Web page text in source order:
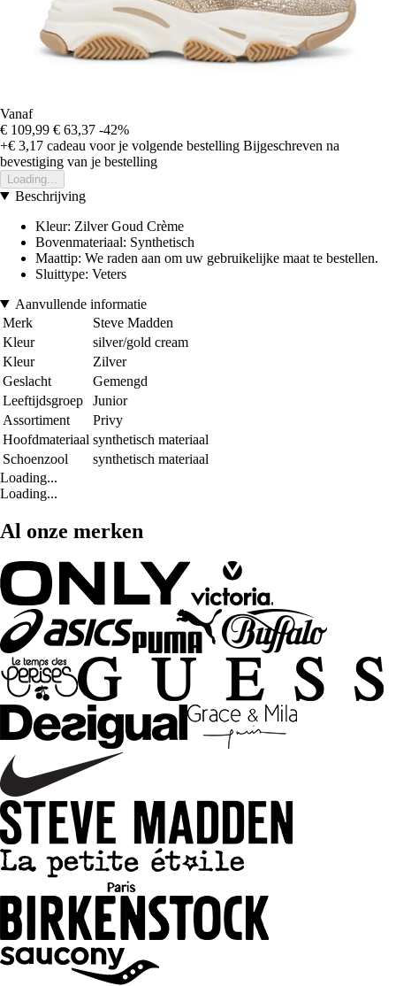
Vanaf
€ 109,99 € 63,37 -42%
+€ 3,17 cadeau voor je volgende bestelling Bijgeschreven na
bevestiging van je bestelling
Loading...
Beschrijving
Kleur: Zilver Goud Crème
Bovenmateriaal: Synthetisch
Maattip: We raden aan om uw gebruikelijke maat te bestellen.
Sluittype: Veters
Aanvullende informatie
Merk
Steve Madden
Kleur
silver/gold cream
Kleur
Zilver
Geslacht
Gemengd
Leeftijdsgroep
Junior
Assortiment
Privy
Hoofdmateriaal synthetisch materiaal
Schoenzool
synthetisch materiaal
Loading...
Loading...
Al onze merken